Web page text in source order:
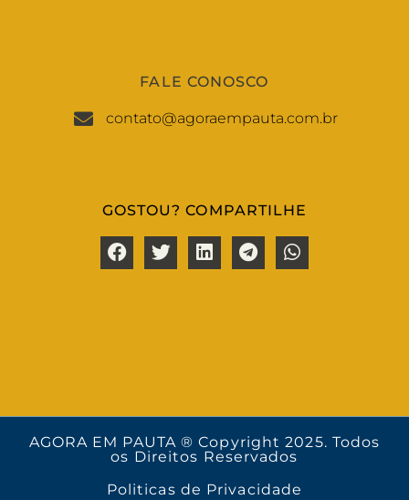
FALE CONOSCO
contato@agoraempauta.com.br
GOSTOU? COMPARTILHE
AGORA EM PAUTA ® Copyright 2025. Todos
os Direitos Reservados
Politicas de Privacidade